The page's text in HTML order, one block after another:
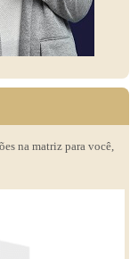
na matriz para você,